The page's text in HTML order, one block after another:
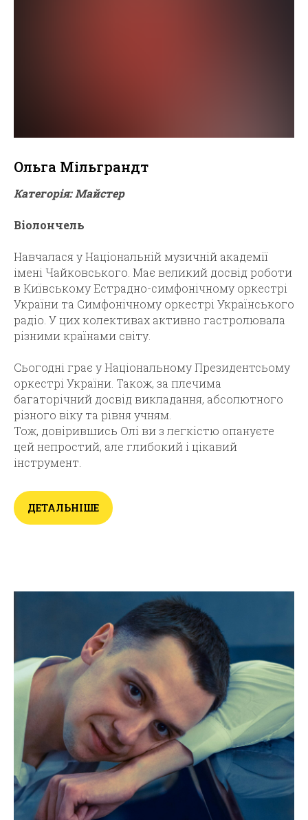
Ольга Мільграндт
Категорія: Майстер
Віолончель
Навчалася у Національній музичній академії
імені Чайковського. Має великий досвід роботи
в Київському Естрадно-симфонічному оркестрі
України та Симфонічному оркестрі Українського
радіо. У цих колективах активно гастролювала
різними країнами світу.
Сьогодні грає у Національному Президентсьому
оркестрі України. Також, за плечима
багаторічний досвід викладання, абсолютного
різного віку та рівня учням.
Тож, довірившись Олі ви з легкістю опануєте
цей непростий, але глибокий і цікавий
інструмент.
ДЕТАЛЬНІШЕ